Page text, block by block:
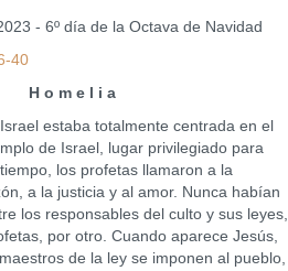
- 6º día de la Octava de Navidad
40
H o m e l i a
estaba totalmente centrada en el
de Israel, lugar privilegiado para
los profetas llamaron a la
a la justicia y al amor. Nunca habían
los responsables del culto y sus leyes,
por otro. Cuando aparece Jesús,
de la ley se imponen al pueblo,